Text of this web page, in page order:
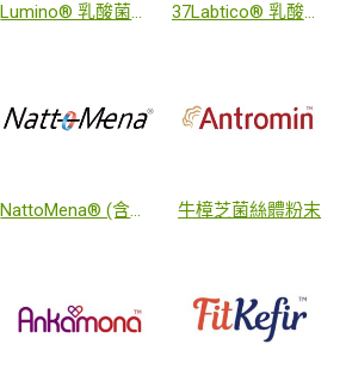
Lumino® 乳酸菌發酵物 37Labtico® 乳酸菌發酵物
NattoMena® (含天然來源之維生素K2) 牛樟芝菌絲體粉末